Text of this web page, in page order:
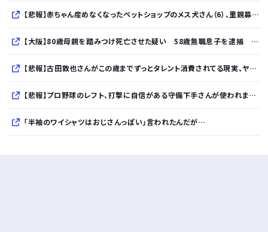
【悲報】赤ちゃん産めなくなったペットショップのメス犬さん（6）、里親募集されてしまう・・・・・・・・・
【大阪】80歳母親を踏みつけ死亡させた疑い 58歳無職息子を逮捕 13～14年前から2人暮らし「介護疲れで日常的に暴行」
【悲報】古田敦也さんがこの歳までずっとタレント消費されてる現実、ヤバない？ｗｗｗｗｗｗｗｗｗｗ
【悲報】プロ野球のレフト、打撃に自信がある守備下手さんが使われまくるｗｗｗｗｗｗｗｗｗｗ
「半袖のワイシャツはおじさんっぽい」言われたんだが…